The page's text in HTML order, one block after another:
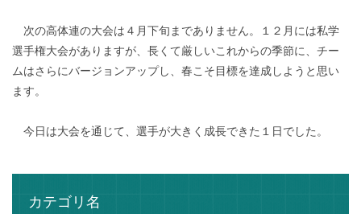
次の高体連の大会は４月下旬までありません。１２月には私学
選手権大会がありますが、長くて厳しいこれからの季節に、チー
ムはさらにバージョンアップし、春こそ目標を達成しようと思い
ます。
今日は大会を通じて、選手が大きく成長できた１日でした。
カテゴリ名